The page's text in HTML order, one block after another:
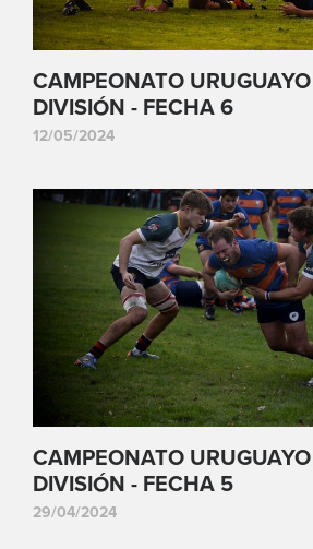
CAMPEONATO
DIVISIÓN - FECHA 6
12/05/2024
CAMPEONATO
DIVISIÓN - FECHA 5
29/04/2024